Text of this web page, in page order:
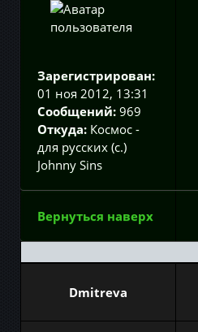
Зарегистрирован:
01 ноя 2012, 13:31
Сообщений: 969
Откуда: Космос -
для русских (с.)
Johnny Sins
Вернуться наверх
Dmitreva